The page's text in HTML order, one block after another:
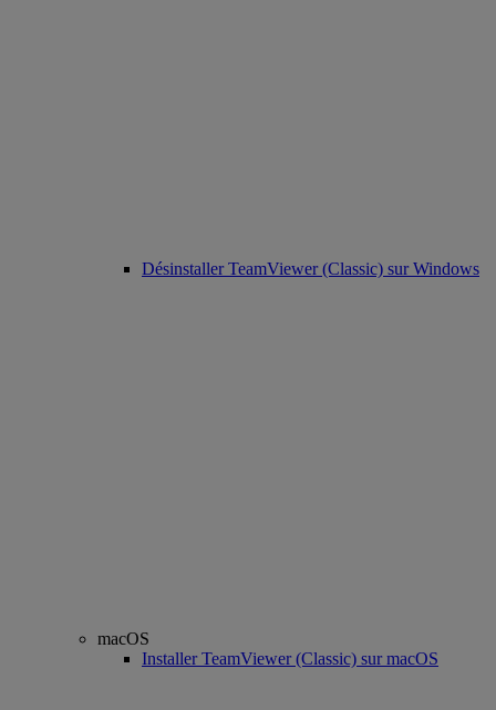
Désinstaller TeamViewer (Classic) sur Windows
macOS
Installer TeamViewer (Classic) sur macOS